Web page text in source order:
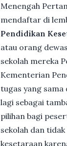
Menengah
mendaftar di
Pendidikan
atau orang
sekolah mereka
Kementerian
tugas yang
lagi sebagai
pilihan bagi
sekolah dan
kesetaraan